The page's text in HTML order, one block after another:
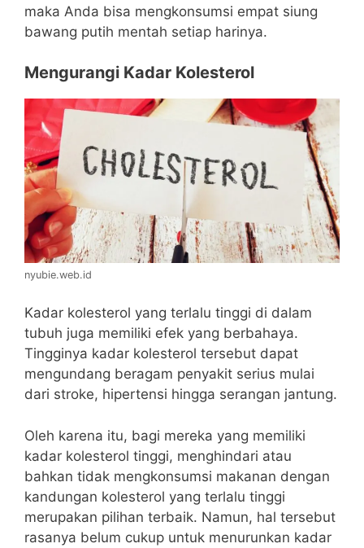
maka Anda bisa mengkonsumsi empat siung
bawang putih mentah setiap harinya.
Mengurangi Kadar Kolesterol
nyubie.web.id
Kadar kolesterol yang terlalu tinggi di dalam
tubuh juga memiliki efek yang berbahaya.
Tingginya kadar kolesterol tersebut dapat
mengundang beragam penyakit serius mulai
dari stroke, hipertensi hingga serangan jantung.
Oleh karena itu, bagi mereka yang memiliki
kadar kolesterol tinggi, menghindari atau
bahkan tidak mengkonsumsi makanan dengan
kandungan kolesterol yang terlalu tinggi
merupakan pilihan terbaik. Namun, hal tersebut
rasanya belum cukup untuk menurunkan kadar